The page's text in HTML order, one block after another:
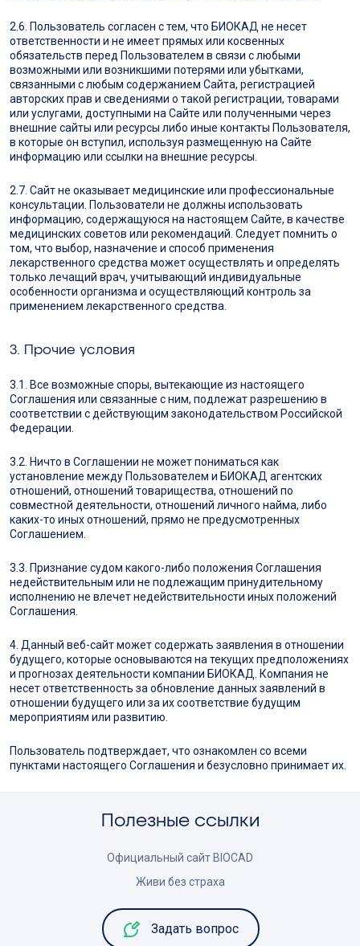
2.6. Пользователь согласен с тем, что БИОКАД не несет
ответственности и не имеет прямых или косвенных
обязательств перед Пользователем в связи с любыми
возможными или возникшими потерями или убытками,
связанными с любым содержанием Сайта, регистрацией
авторских прав и сведениями о такой регистрации, товарами
или услугами, доступными на Сайте или полученными через
внешние сайты или ресурсы либо иные контакты Пользователя,
в которые он вступил, используя размещенную на Сайте
информацию или ссылки на внешние ресурсы.
2.7. Сайт не оказывает медицинские или профессиональные
консультации. Пользователи не должны использовать
информацию, содержащуюся на настоящем Сайте, в качестве
медицинских советов или рекомендаций. Следует помнить о
том, что выбор, назначение и способ применения
лекарственного средства может осуществлять и определять
только лечащий врач, учитывающий индивидуальные
особенности организма и осуществляющий контроль за
применением лекарственного средства.
3. Прочие условия
3.1. Все возможные споры, вытекающие из настоящего
Соглашения или связанные с ним, подлежат разрешению в
соответствии с действующим законодательством Российской
Федерации.
3.2. Ничто в Соглашении не может пониматься как
установление между Пользователем и БИОКАД агентских
отношений, отношений товарищества, отношений по
совместной деятельности, отношений личного найма, либо
каких-то иных отношений, прямо не предусмотренных
Соглашением.
3.3. Признание судом какого-либо положения Соглашения
недействительным или не подлежащим принудительному
исполнению не влечет недействительности иных положений
Соглашения.
4. Данный веб-сайт может содержать заявления в отношении
будущего, которые основываются на текущих предположениях
и прогнозах деятельности компании БИОКАД. Компания не
несет ответственность за обновление данных заявлений в
отношении будущего или за их соответствие будущим
мероприятиям или развитию.
Пользователь подтверждает, что ознакомлен со всеми
пунктами настоящего Соглашения и безусловно принимает их.
Полезные ссылки
Официальный сайт BIOCAD
Живи без страха
Задать вопрос